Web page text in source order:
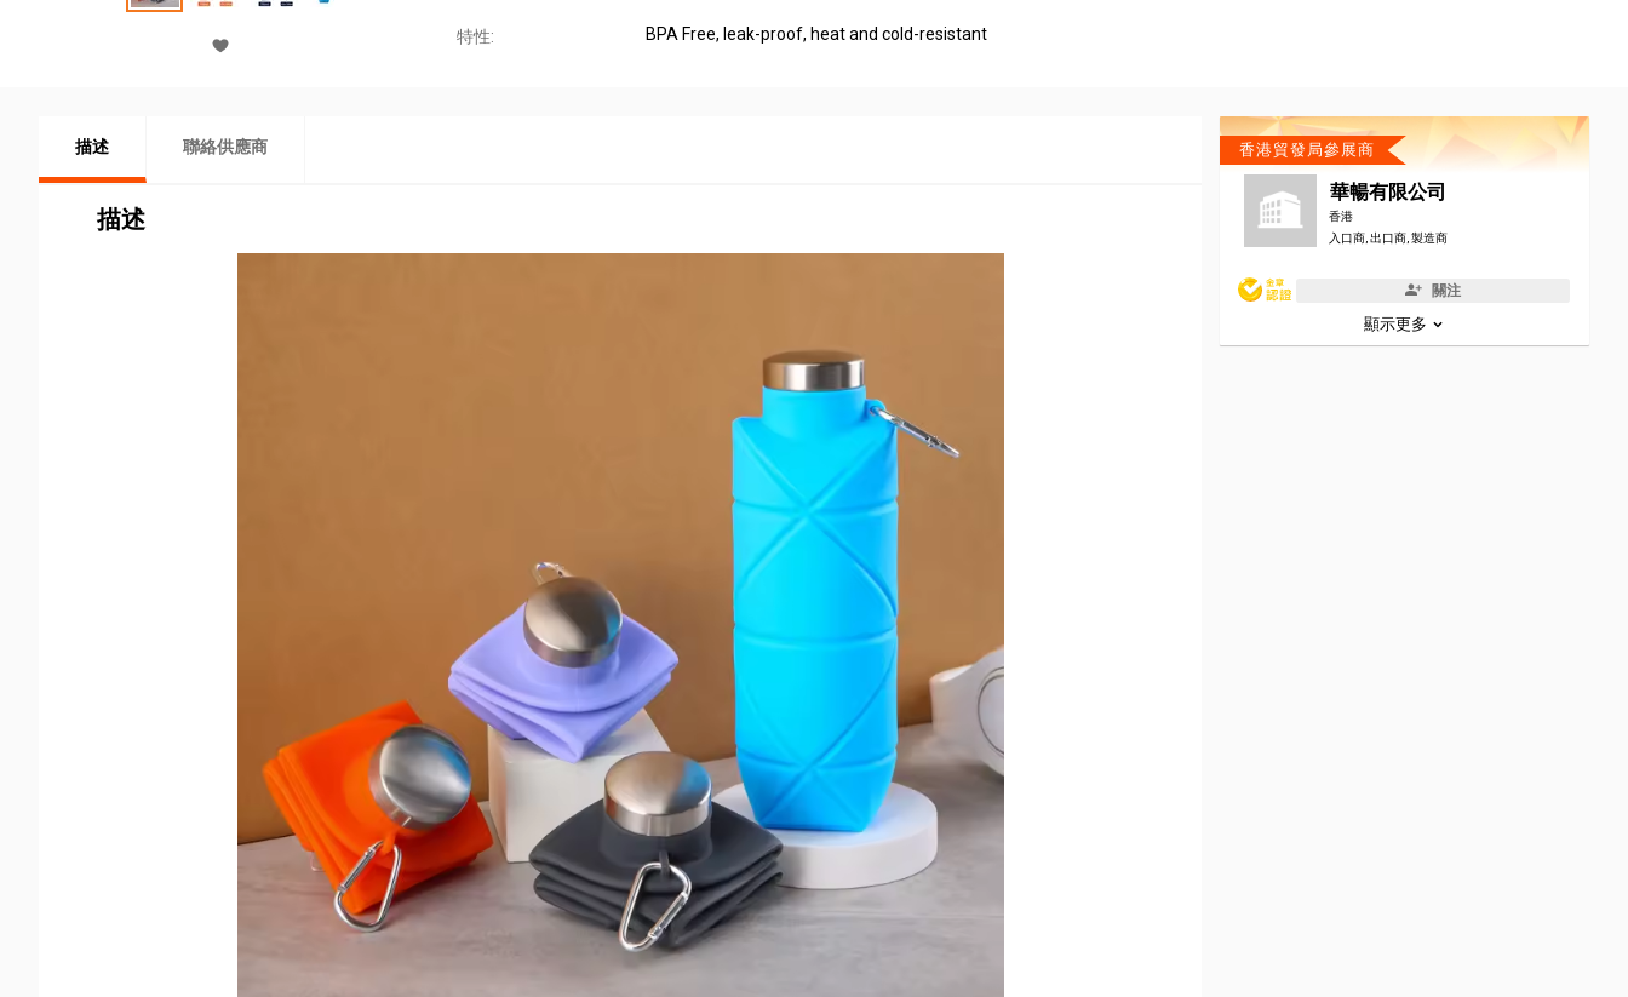
特性: BPA Free, leak-proof, heat and cold-resistant
描述 聯絡供應商
描述
香港貿發局參展商
華暢有限公司
香港
入口商, 出口商, 製造商
關注
顯示更多